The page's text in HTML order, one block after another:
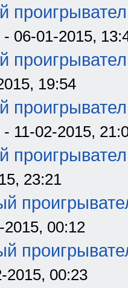
- 06-01-2015,
19:54
- 11-02-2015,
23:21
2015, 00:12
2015, 00:23